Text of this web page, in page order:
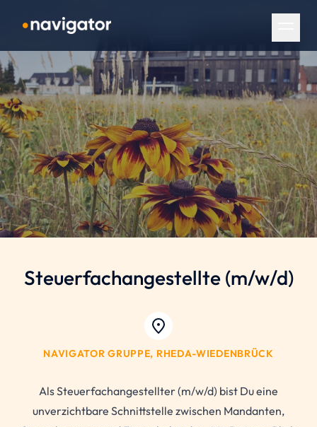
Navigation überspringen
Steuerfachangestellte(m/w/d)
NAVIGATOR GRUPPE, RHEDA-WIEDENBRÜCK
Als Steuerfachangestellter (m/w/d) bist Du eine
unverzichtbare Schnittstelle zwischen Mandanten,